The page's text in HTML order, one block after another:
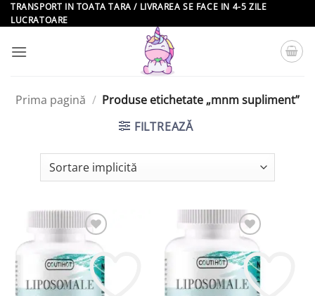
Skip
to
TRANSPORT IN TOATA TARA / LIVRAREA SE FACE IN 4-5 ZILE
LUCRATOARE
Prima pagină / Produse etichetate „mnm supliment”
FILTREAZĂ